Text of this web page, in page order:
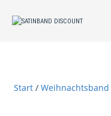
Start / Weihnachtsband